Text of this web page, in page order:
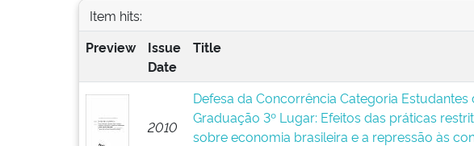
Item hits:
Preview
Issue
Date
Title
2010
Defesa da Concorrência Categoria Estudantes
Graduação 3º Lugar: Efeitos das práticas
sobre economia brasileira e a repressão às